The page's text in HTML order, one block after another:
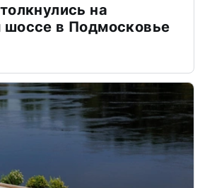
на
в Подмосковье